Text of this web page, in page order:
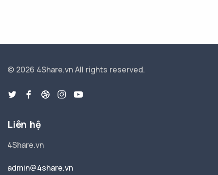
© 2026 4Share.vnAll rights reserved.
Liên hệ
4Share.vn
admin@4share.vn